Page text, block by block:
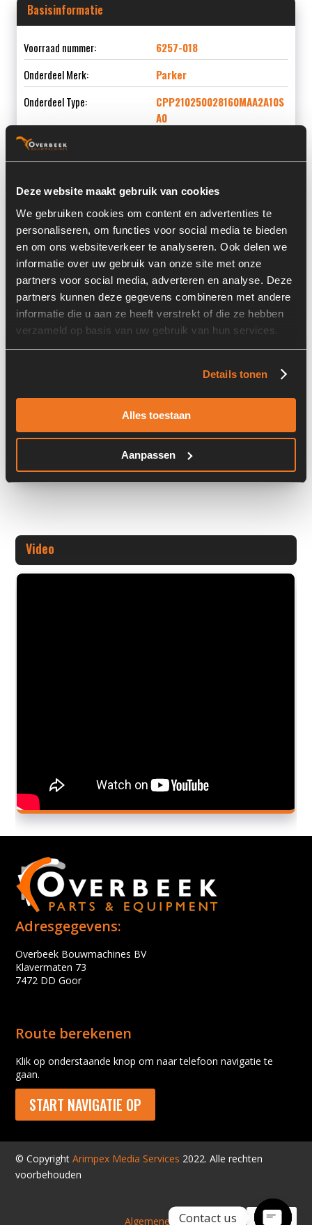
Deze website maakt gebruik van cookies
We gebruiken cookies om content en advertenties te
personaliseren, om functies voor social media te bieden
en om ons websiteverkeer te analyseren. Ook delen we
informatie over uw gebruik van onze site met onze
partners voor social media, adverteren en analyse. Deze
partners kunnen deze gegevens combineren met andere
informatie die u aan ze heeft verstrekt of die ze hebben
verzameld op basis van uw gebruik van hun services.
Details tonen
Alles toestaan
Aanpassen
Basisinformatie
Voorraad nummer:
6257-018
Onderdeel Merk:
Parker
Onderdeel Type:
CPP210250028160MAA2A10S
A0
Informatie
Locatie:
14
Serienummer:
50016391-1
Land:
Nederland
Overige informatie
+ Volledige overige informatie openen
Video
Adresgegevens:
Overbeek Bouwmachines BV
Klavermaten 73
7472 DD Goor
Route berekenen
Klik op onderstaande knop om naar telefoon navigatie te
gaan.
START NAVIGATIE OP
© CopyrightArimpex Media Services 2022. Alle rechten
voorbehouden
Algemene voorwaarden
Contact us